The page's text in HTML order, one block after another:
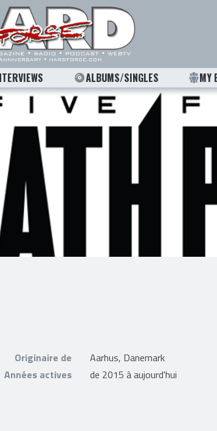
ALBUMS/SINGLES MY
Originaire de
Aarhus, Danemark
Années actives
de 2015 à aujourd'hui